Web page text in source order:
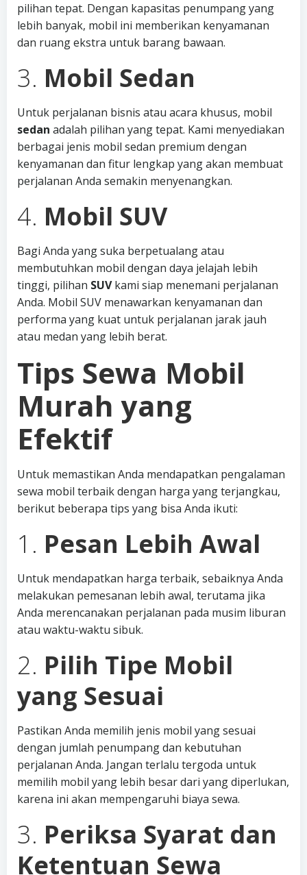
pilihan tepat. Dengan kapasitas penumpang yang
lebih banyak, mobil ini memberikan kenyamanan
dan ruang ekstra untuk barang bawaan.
3. Mobil Sedan
Untuk perjalanan bisnis atau acara khusus, mobil
sedan adalah pilihan yang tepat. Kami menyediakan
berbagai jenis mobil sedan premium dengan
kenyamanan dan fitur lengkap yang akan membuat
perjalanan Anda semakin menyenangkan.
4. Mobil SUV
Bagi Anda yang suka berpetualang atau
membutuhkan mobil dengan daya jelajah lebih
tinggi, pilihan SUVkami siap menemani perjalanan
Anda. Mobil SUV menawarkan kenyamanan dan
performa yang kuat untuk perjalanan jarak jauh
atau medan yang lebih berat.
Tips Sewa Mobil
Murah yang
Efektif
Untuk memastikan Anda mendapatkan pengalaman
sewa mobil terbaik dengan harga yang terjangkau,
berikut beberapa tips yang bisa Anda ikuti:
1. Pesan Lebih Awal
Untuk mendapatkan harga terbaik, sebaiknya Anda
melakukan pemesanan lebih awal, terutama jika
Anda merencanakan perjalanan pada musim liburan
atau waktu-waktu sibuk.
2. Pilih Tipe Mobil
yang Sesuai
Pastikan Anda memilih jenis mobil yang sesuai
dengan jumlah penumpang dan kebutuhan
perjalanan Anda. Jangan terlalu tergoda untuk
memilih mobil yang lebih besar dari yang diperlukan,
karena ini akan mempengaruhi biaya sewa.
3. Periksa Syarat dan
Ketentuan Sewa